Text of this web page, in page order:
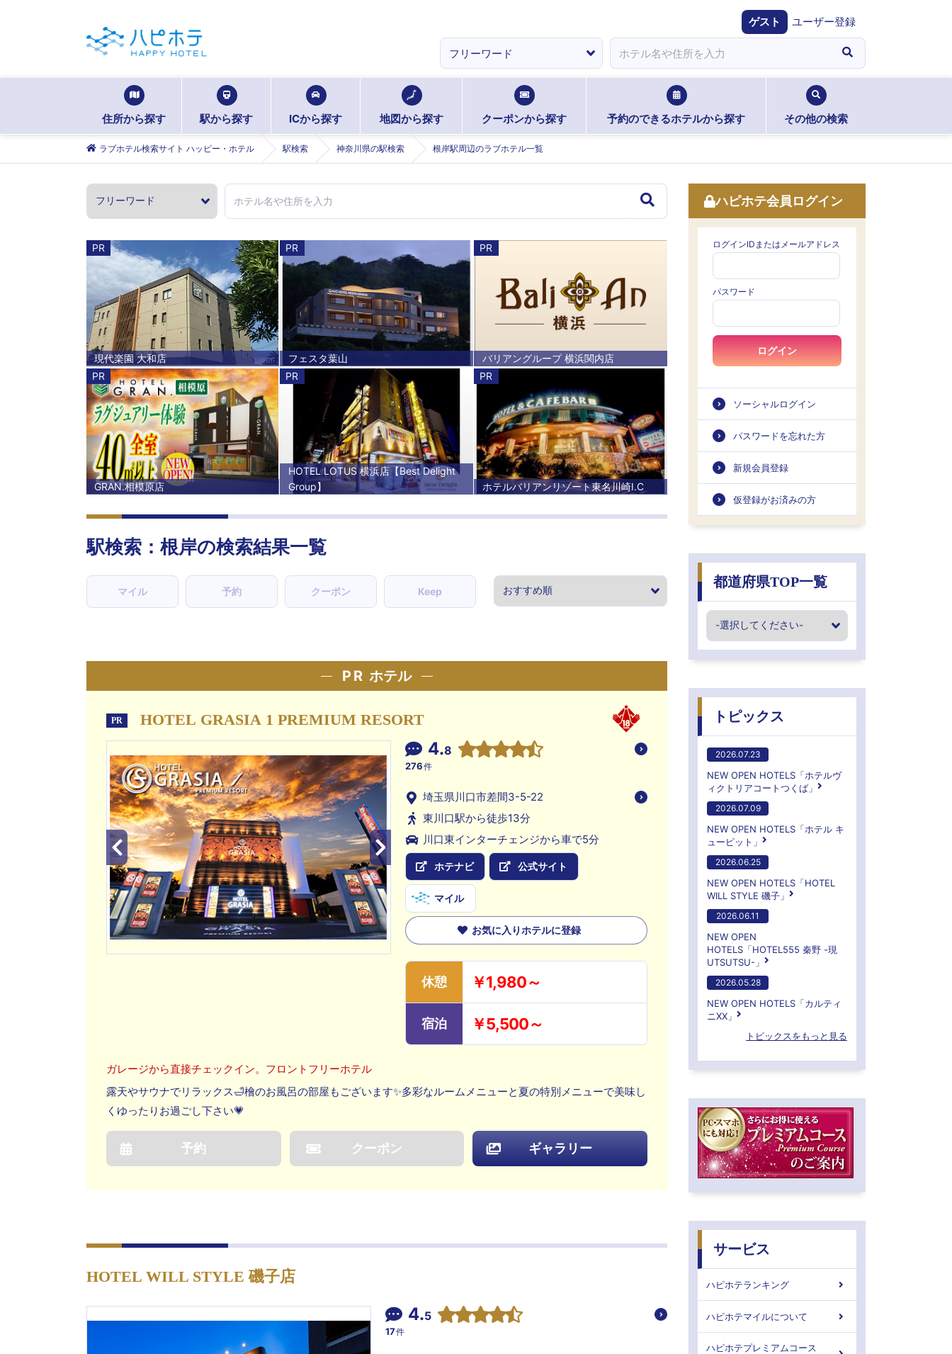
ゲスト ユーザー登録
住所から探す 駅から探す ICから探す 地図から探す クーポンから探す 予約のできるホテルから探す その他の検索
ラブホテル検索サイト ハッピー・ホテル 駅検索 神奈川県の駅検索 根岸駅周辺のラブホテル一覧
PR
現代楽園 大和店
PR
フェスタ葉山
PR
バリアングループ 横浜関内店
PR
GRAN.相模原店
PR
HOTEL LOTUS 横浜店【Best Delight
Group】
PR
ホテルバリアンリゾート東名川崎I.C
駅検索： 根岸の検索結果一覧
マイル 予約 クーポン Keep
PR ホテル
PR HOTEL GRASIA 1 PREMIUM RESORT
4.8
276件
埼玉県川口市差間3-5-22
東川口駅から徒歩13分
川口東インターチェンジから車で5分
ホテナビ 公式サイト
マイル
お気に入りホテルに登録
休憩 ￥1,980～
宿泊 ￥5,500～
ガレージから直接チェックイン。フロントフリーホテル
露天やサウナでリラックス🛁檜のお風呂の部屋もございます✨多彩なルームメニューと夏の特別メニューで美味し
くゆったりお過ごし下さい💗
予約 クーポン ギャラリー
HOTEL WILL STYLE 磯子店
4.5
17件
ハピホテ会員ログイン
ログインIDまたはメールアドレス
パスワード
ログイン
ソーシャルログイン
パスワードを忘れた方
新規会員登録
仮登録がお済みの方
都道府県TOP一覧
トピックス
2026.07.23
NEW OPEN HOTELS「ホテルヴ
ィクトリアコートつくば」
2026.07.09
NEW OPEN HOTELS「ホテル キ
ューピット」
2026.06.25
NEW OPEN HOTELS「HOTEL
WILL STYLE 磯子」
2026.06.11
NEW OPEN
HOTELS「HOTEL555 秦野 -現
UTSUTSU-」
2026.05.28
NEW OPEN HOTELS「カルティ
ニXX」
トピックスをもっと見る
サービス
ハピホテランキング
ハピホテマイルについて
ハピホテプレミアムコース